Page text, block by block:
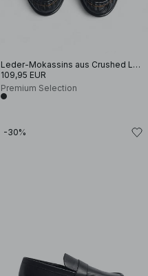
Leder-Mokassins aus Crushed Leather
109,95 EUR
Premium Selection
-30%